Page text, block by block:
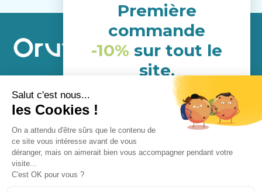
A propos
Service Client
Première
commande
-10% sur tout le
site.
(hors porduits déja en
promotion)
NHH24P6G